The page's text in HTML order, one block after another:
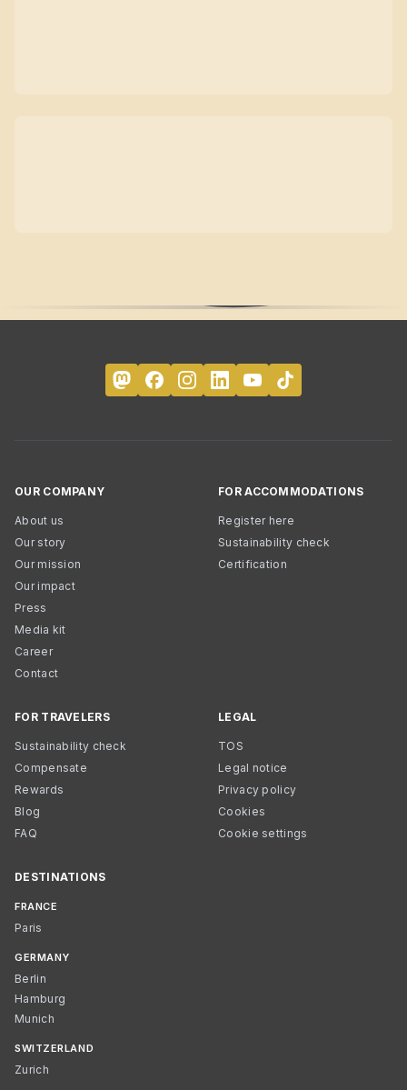
OUR COMPANY
About us
Our story
Our mission
Our impact
Press
Media kit
Career
Contact
FOR ACCOMMODATIONS
Register here
Sustainability check
Certification
FOR TRAVELERS
Sustainability check
Compensate
Rewards
Blog
FAQ
LEGAL
TOS
Legal notice
Privacy policy
Cookies
Cookie settings
DESTINATIONS
FRANCE
Paris
GERMANY
Berlin
Hamburg
Munich
SWITZERLAND
Zurich